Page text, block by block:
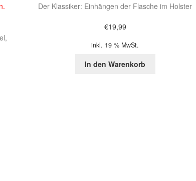
Der Klassiker: Einhängen der Flasche im Holster
€19,99
inkl. 19 % MwSt.
In den Warenkorb